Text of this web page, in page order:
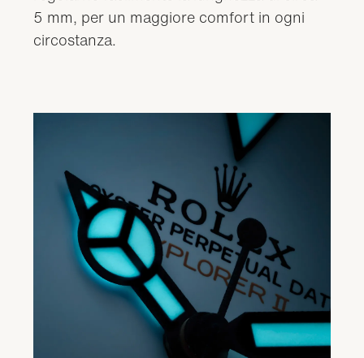
5 mm, per un maggiore comfort in ogni
circostanza.